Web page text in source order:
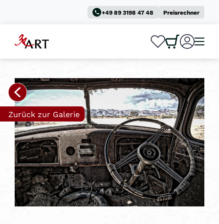
+49 89 3198 47 48 Preisrechner
0
Zurück zur Galerie